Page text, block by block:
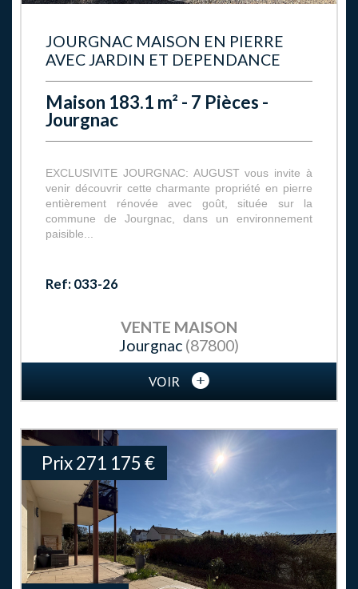
JOURGNAC MAISON EN PIERRE
AVEC JARDIN ET DEPENDANCE
Maison 183.1 m² - 7 Pièces -
Jourgnac
EXCLUSIVITE JOURGNAC: AUGUST vous invite à
venir découvrir cette charmante propriété en pierre
entièrement rénovée avec goût, située sur la
commune de Jourgnac, dans un environnement
paisible...
Ref: 033-26
VENTE MAISON
Jourgnac (87800)
VOIR
Prix271 175 €